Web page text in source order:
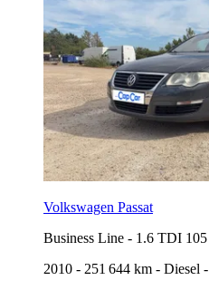
Volkswagen Passat
Business Line - 1.6 TDI 105
2010 - 251 644 km - Diesel -